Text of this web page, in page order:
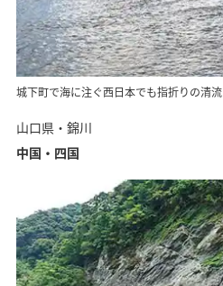
城下町で海に注ぐ西日本でも指折りの清流
山口県・錦川
中国・四国